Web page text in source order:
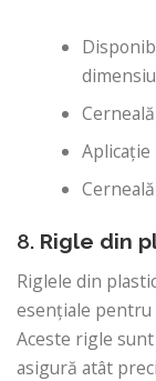
8. Rigle din
Riglele din
esențiale
Aceste rigle
asigură atât